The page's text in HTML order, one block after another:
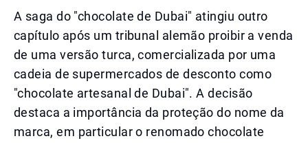
A saga do "chocolate de Dubai" atingiu outro
capítulo após um tribunal alemão proibir a venda
de uma versão turca, comercializada por uma
cadeia de supermercados de desconto como
"chocolate artesanal de Dubai". A decisão
destaca a importância da proteção do nome da
marca, em particular o renomado chocolate